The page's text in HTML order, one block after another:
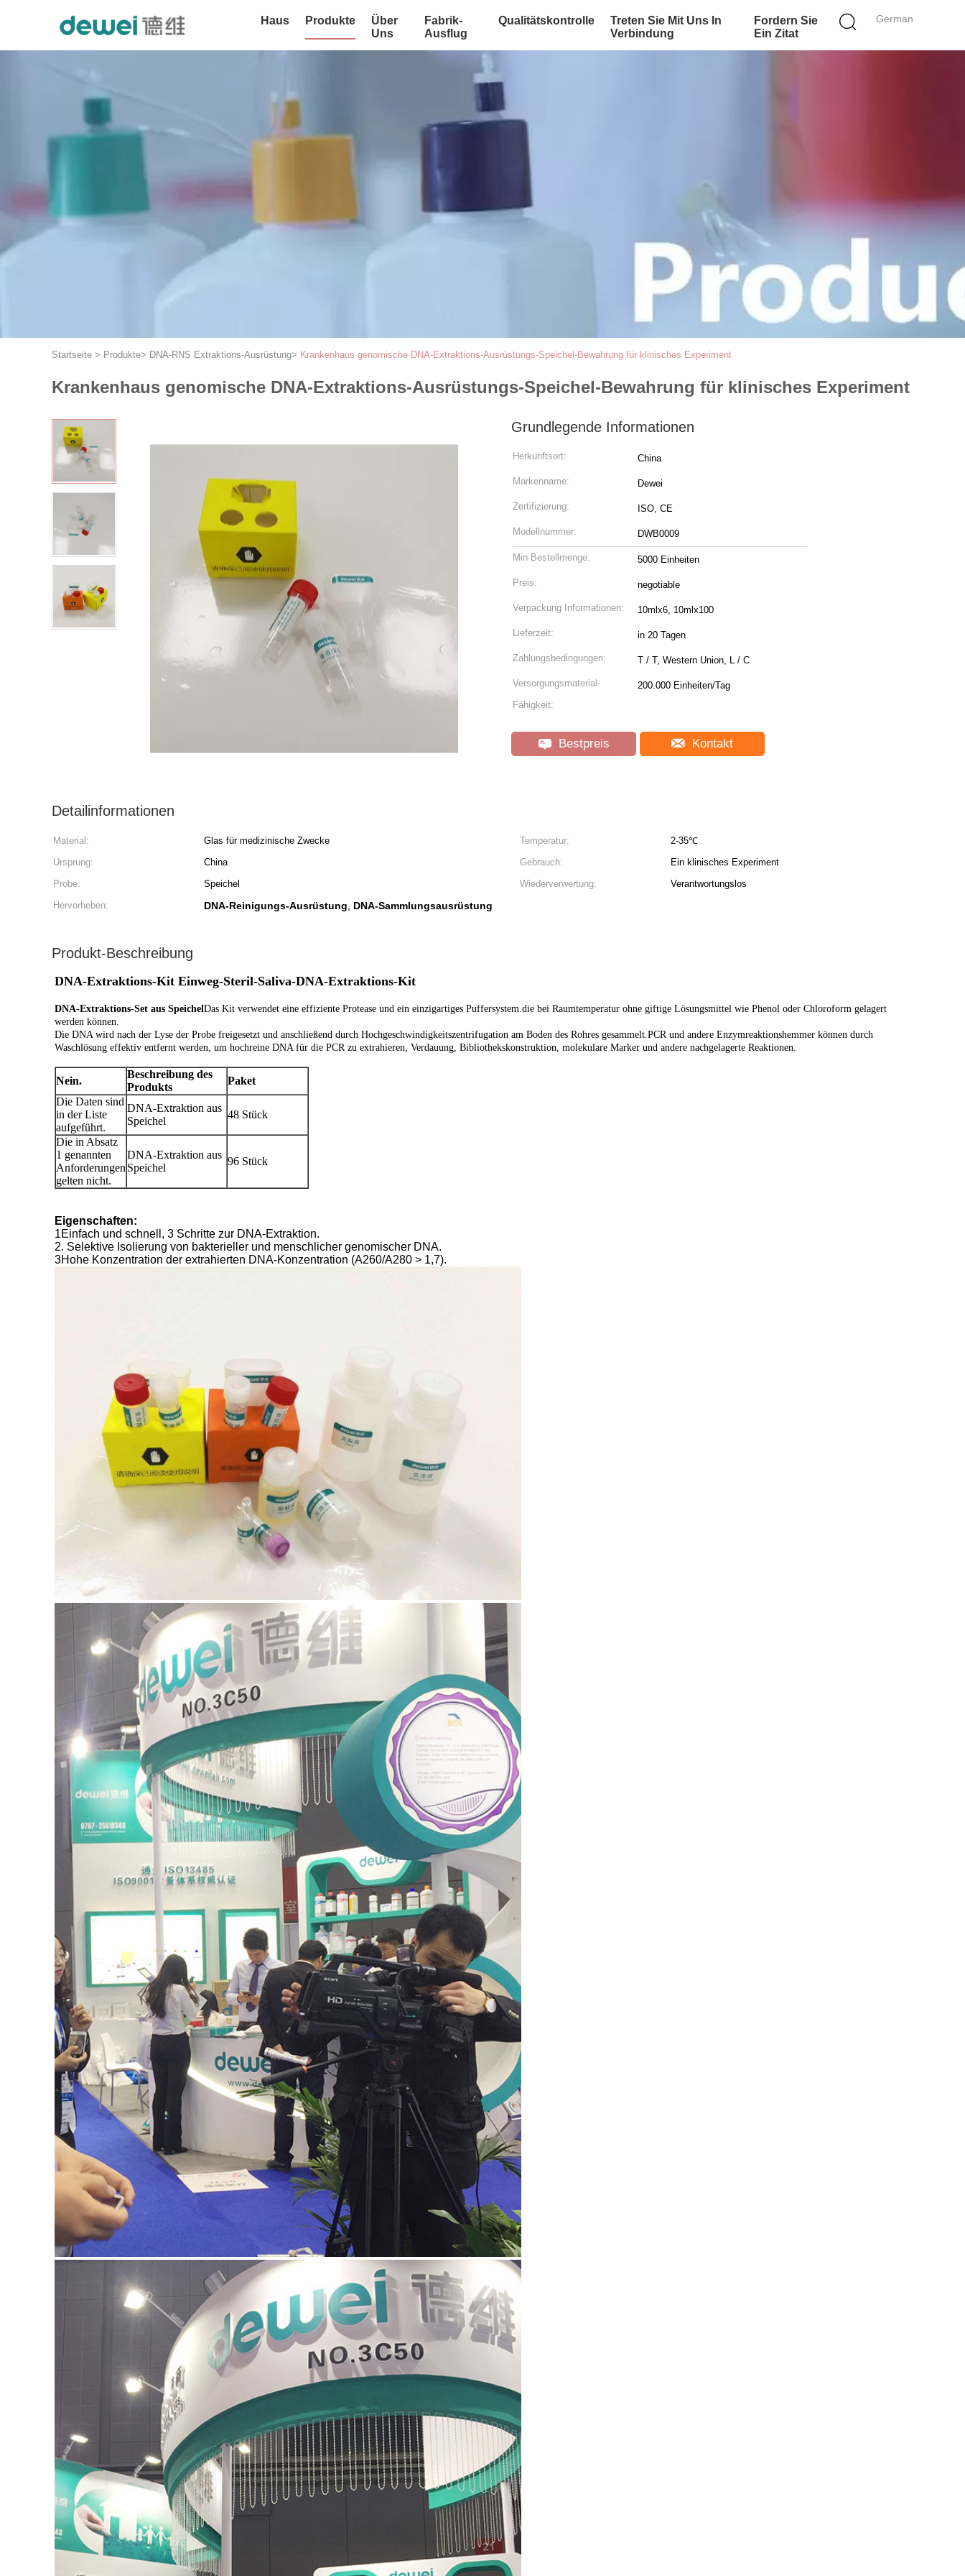
German
Haus Produkte
Über
Uns
Fabrik-
Ausflug
Qualitätskontrolle
Treten Sie Mit Uns In
Verbindung
Fordern Sie
Ein Zitat
Startseite > Produkte> DNA-RNS Extraktions-Ausrüstung> Krankenhaus genomische DNA-Extraktions-Ausrüstungs-Speichel-Bewahrung für klinisches Experiment
Krankenhaus genomische DNA-Extraktions-Ausrüstungs-Speichel-Bewahrung für klinisches Experiment
Grundlegende Informationen
Herkunftsort: China
Markenname: Dewei
Zertifizierung: ISO, CE
Modellnummer: DWB0009
Min Bestellmenge: 5000 Einheiten
Preis: negotiable
Verpackung Informationen: 10mlx6, 10mlx100
Lieferzeit: in 20 Tagen
Zahlungsbedingungen: T / T, Western Union, L / C
Versorgungsmaterial-
Fähigkeit:
200.000 Einheiten/Tag
Bestpreis Kontakt
Detailinformationen
Material: Glas für medizinische Zwecke Temperatur:
2-35℃
Ursprung:
China Gebrauch:
Ein klinisches Experiment
Probe:
Speichel Wiederverwertung:
Verantwortungslos
Hervorheben:
DNA-Reinigungs-Ausrüstung, DNA-Sammlungsausrüstung
Produkt-Beschreibung
DNA-Extraktions-Kit Einweg-Steril-Saliva-DNA-Extraktions-Kit
DNA-Extraktions-Set aus SpeichelDas Kit verwendet eine effiziente Protease und ein einzigartiges Puffersystem.die bei Raumtemperatur ohne giftige Lösungsmittel wie Phenol oder Chloroform gelagert
werden können.
Die DNA wird nach der Lyse der Probe freigesetzt und anschließend durch Hochgeschwindigkeitszentrifugation am Boden des Rohres gesammelt.PCR und andere Enzymreaktionshemmer können durch
Waschlösung effektiv entfernt werden, um hochreine DNA für die PCR zu extrahieren, Verdauung, Bibliothekskonstruktion, molekulare Marker und andere nachgelagerte Reaktionen.
Nein.
Beschreibung des
Produkts
Paket
Die Daten sind
in der Liste
aufgeführt.
DNA-Extraktion aus
Speichel
48 Stück
Die in Absatz
1 genannten
Anforderungen
gelten nicht.
DNA-Extraktion aus
Speichel
96 Stück
Eigenschaften:
1Einfach und schnell, 3 Schritte zur DNA-Extraktion.
2. Selektive Isolierung von bakterieller und menschlicher genomischer DNA.
3Hohe Konzentration der extrahierten DNA-Konzentration (A260/A280 > 1,7).